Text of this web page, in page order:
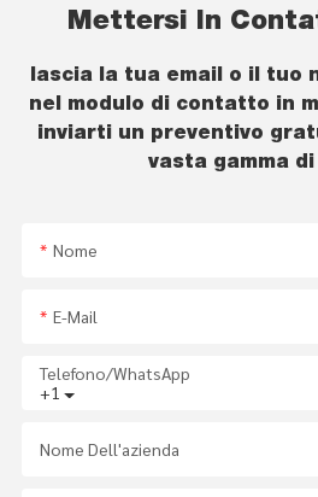
Mettersi In
lascia la tua email o il tuo
nel modulo di contatto in
inviarti un preventivo
vasta gamma
Nome
E-Mail
+1
Telefono/WhatsApp
Nome Dell'azienda